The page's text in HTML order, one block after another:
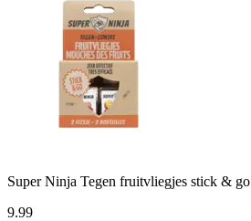
Super Ninja Tegen fruitvliegjes stick & go
9.99